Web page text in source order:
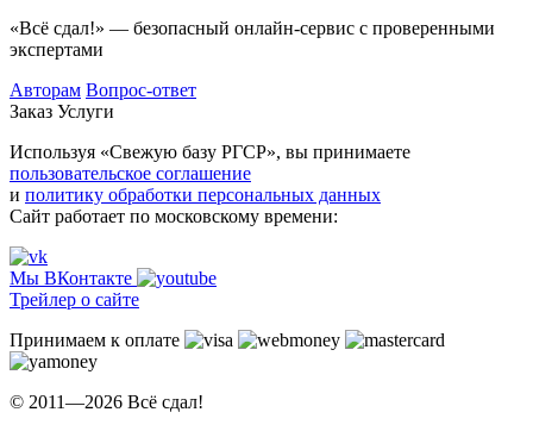
«Всё сдал!» — безопасный онлайн-сервис с проверенными
экспертами
Авторам Вопрос-ответ
Заказ Услуги
Используя «Свежую базу РГСР», вы принимаете
пользовательское соглашение
и политику обработки персональных данных
Сайт работает по московскому времени:
Мы ВКонтакте
Трейлер о сайте
Принимаем к оплате
© 2011—2026 Всё сдал!